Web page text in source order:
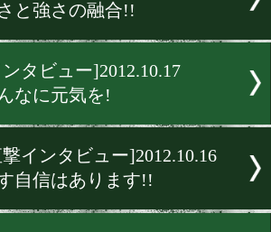
[単独インタビュー
メダリストに勝った男
[直撃インタビュー
俺も倒す自信はある!!